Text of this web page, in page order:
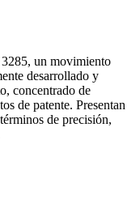
un movimiento
desarrollado y
concentrado de
de patente. Presentan
de precisión,